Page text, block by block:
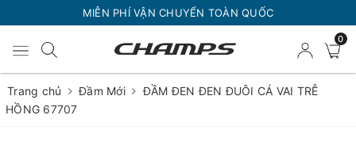
MIỄN PHÍ VẬN CHUYỂN TOÀN QUỐC
0
Trang chủ Đầm Mới
ĐẦM ĐEN ĐEN ĐUÔI CÁ VAI TRỄ
HỒNG 67707